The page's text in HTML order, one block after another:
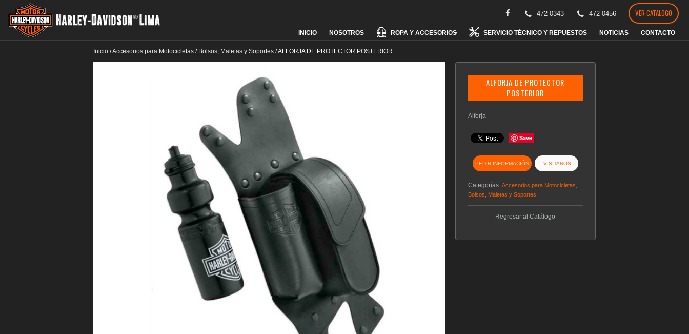
472-0343 472-0456 VER CATALOGO
Skip
to
content
INICIO NOSOTROS ROPA Y ACCESORIOS SERVICIO TÉCNICO Y REPUESTOS NOTICIAS CONTACTO
Inicio /Accesorios para Motocicletas / Bolsos, Maletas y Soportes /ALFORJA DE PROTECTOR POSTERIOR
ALFORJA DE PROTECTOR
POSTERIOR
Alforja
Save
PEDIR INFORMACIÓN VISITANOS
Categorías: Accesorios para Motocicletas
Bolsos, Maletas y Soportes
Regresar al Catálogo